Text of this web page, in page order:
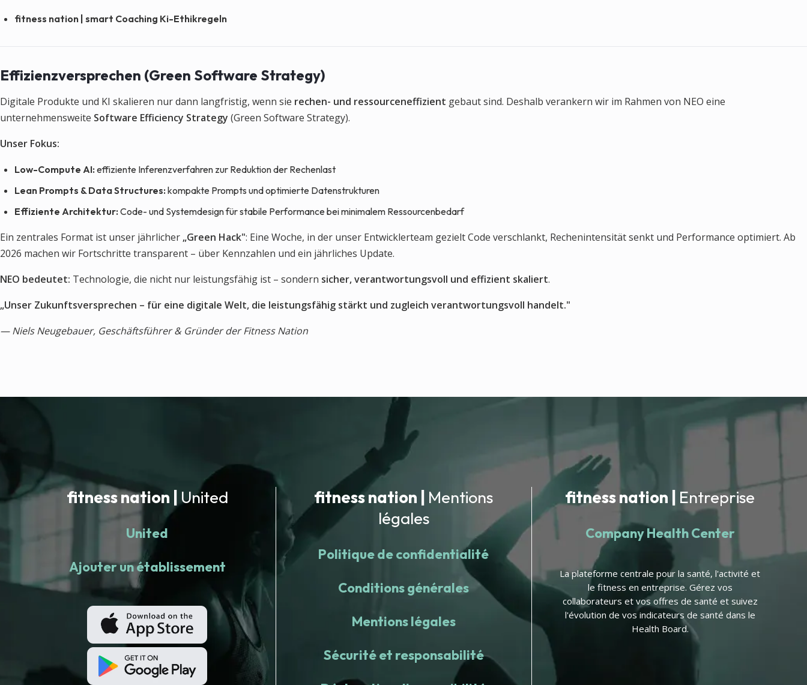
fitness nation | smart Coaching Ki-Ethikregeln
Effizienzversprechen (Green Software Strategy)
Digitale Produkte und KI skalieren nur dann langfristig, wenn sie rechen- und ressourceneffizient gebaut sind. Deshalb verankern wir im Rahmen von NEO eine
unternehmensweite Software Efficiency Strategy (Green Software Strategy).
Unser Fokus:
Low-Compute AI: effiziente Inferenzverfahren zur Reduktion der Rechenlast
Lean Prompts & Data Structures: kompakte Prompts und optimierte Datenstrukturen
Effiziente Architektur: Code- und Systemdesign für stabile Performance bei minimalem Ressourcenbedarf
Ein zentrales Format ist unser jährlicher „Green Hack": Eine Woche, in der unser Entwicklerteam gezielt Code verschlankt, Rechenintensität senkt und Performance optimiert. Ab
2026 machen wir Fortschritte transparent – über Kennzahlen und ein jährliches Update.
NEO bedeutet: Technologie, die nicht nur leistungsfähig ist – sondern sicher, verantwortungsvoll und effizient skaliert.
„Unser Zukunftsversprechen – für eine digitale Welt, die leistungsfähig stärkt und zugleich verantwortungsvoll handelt."
— Niels Neugebauer, Geschäftsführer & Gründer der Fitness Nation
fitness nation | United
United
Ajouter un établissement
fitness nation | Mentions
légales
Politique de confidentialité
Conditions générales
Mentions légales
Sécurité et responsabilité
fitness nation | Entreprise
Company Health Center
La plateforme centrale pour la santé, l'activité et
le fitness en entreprise. Gérez vos
collaborateurs et vos offres de santé et suivez
l'évolution de vos indicateurs de santé dans le
Health Board.